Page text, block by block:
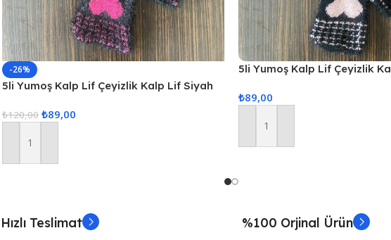
-26%
5li Yumoş Kalp Lif Çeyizlik Kalp Lif Siyah
₺120,00 ₺89,00
Sepete Ekle
5li Yumoş Kalp Lif Çeyizlik
₺89,00
Sepete Ekle
Hızlı Teslimat %100 Orjinal Ürün